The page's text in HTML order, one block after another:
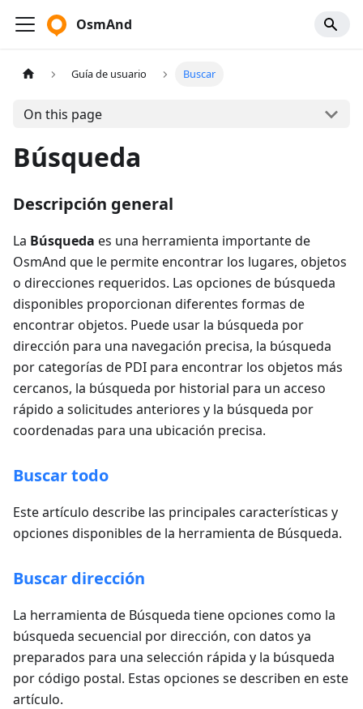
OsmAnd
Guía de usuario Buscar
On this page
Búsqueda
Descripción general
La Búsqueda es una herramienta importante de
OsmAnd que le permite encontrar los lugares, objetos
o direcciones requeridos. Las opciones de búsqueda
disponibles proporcionan diferentes formas de
encontrar objetos. Puede usar la búsqueda por
dirección para una navegación precisa, la búsqueda
por categorías de PDI para encontrar los objetos más
cercanos, la búsqueda por historial para un acceso
rápido a solicitudes anteriores y la búsqueda por
coordenadas para una ubicación precisa.
Buscar todo
Este artículo describe las principales características y
opciones disponibles de la herramienta de Búsqueda.
Buscar dirección
La herramienta de Búsqueda tiene opciones como la
búsqueda secuencial por dirección, con datos ya
preparados para una selección rápida y la búsqueda
por código postal. Estas opciones se describen en este
artículo.